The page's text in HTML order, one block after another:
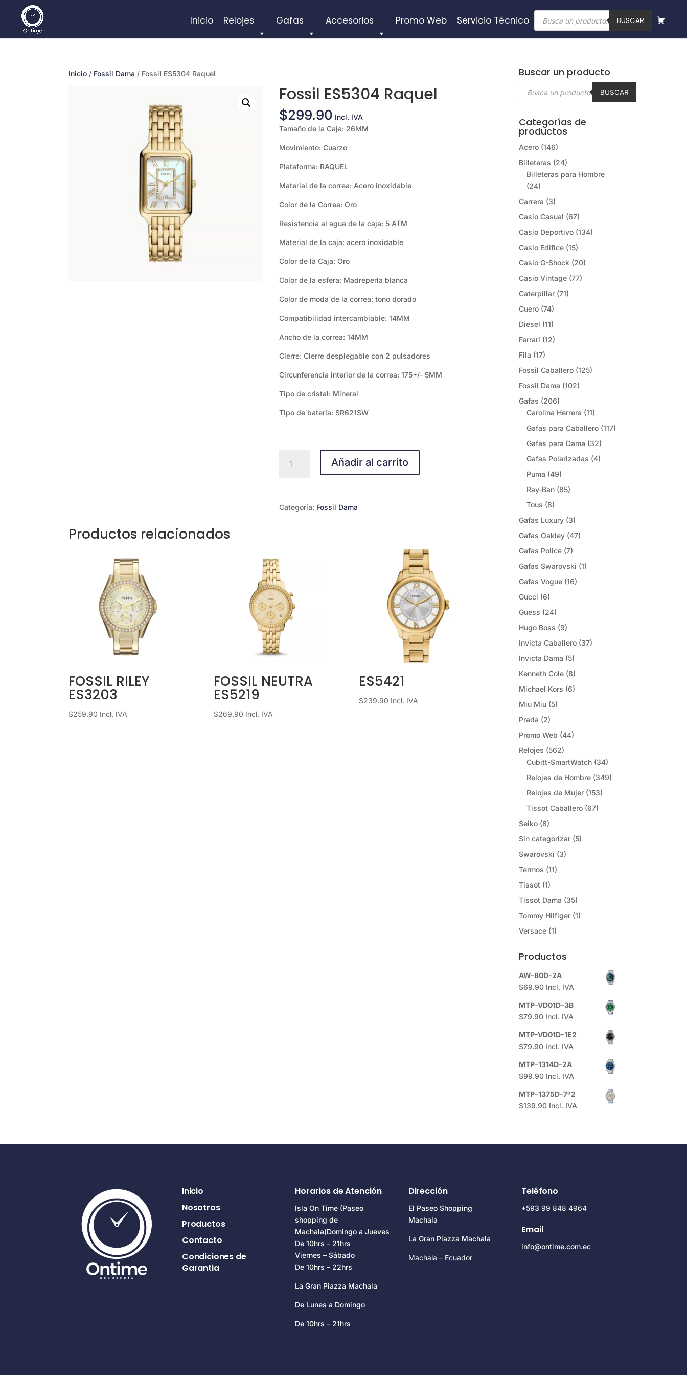
Inicio Relojes Gafas Accesorios Promo Web Servicio Técnico
Búsqueda
de
productos
BUSCAR
Inicio / Fossil Dama / Fossil ES5304 Raquel
Fossil ES5304 Raquel
$299.90 Incl. IVA
Tamaño de la Caja: 26MM
Movimiento: Cuarzo
Plataforma: RAQUEL
Material de la correa: Acero inoxidable
Color de la Correa: Oro
Resistencia al agua de la caja: 5 ATM
Material de la caja: acero inoxidable
Color de la Caja: Oro
Color de la esfera: Madreperla blanca
Color de moda de la correa: tono dorado
Compatibilidad intercambiable: 14MM
Ancho de la correa: 14MM
Cierre: Cierre desplegable con 2 pulsadores
Circunferencia interior de la correa: 175+/- 5MM
Tipo de cristal: Mineral
Tipo de batería: SR621SW
ES5304
Añadir al carrito
Categoría: Fossil Dama
Productos relacionados
FOSSIL RILEY
ES3203
$259.90 Incl. IVA
FOSSIL NEUTRA
ES5219
$269.90 Incl. IVA
ES5421
$239.90 Incl. IVA
Buscar un producto
Búsqueda
BUSCAR
Categorías de
productos
Acero (146)
Billeteras (24)
Billeteras para Hombre
(24)
Carrera (3)
Casio Casual (67)
Casio Deportivo (134)
Casio Edifice (15)
Casio G-Shock (20)
Casio Vintage (77)
Caterpillar (71)
Cuero (74)
Diesel (11)
Ferrari (12)
Fila (17)
Fossil Caballero (125)
Fossil Dama (102)
Gafas (206)
Carolina Herrera (11)
Gafas para Caballero (117)
Gafas para Dama (32)
Gafas Polarizadas (4)
Puma (49)
Ray-Ban (85)
Tous (8)
Gafas Luxury (3)
Gafas Oakley (47)
Gafas Police (7)
Gafas Swarovski (1)
Gafas Vogue (16)
Gucci (6)
Guess (24)
Hugo Boss (9)
Invicta Caballero (37)
Invicta Dama (5)
Kenneth Cole (8)
Michael Kors (6)
Miu Miu (5)
Prada (2)
Promo Web (44)
Relojes (562)
Cubitt-SmartWatch (34)
Relojes de Hombre (349)
Relojes de Mujer (153)
Tissot Caballero (67)
Seiko (8)
Sin categorizar (5)
Swarovski (3)
Termos (11)
Tissot (1)
Tissot Dama (35)
Tommy Hilfiger (1)
Versace (1)
Productos
AW-80D-2A
$69.90 Incl. IVA
MTP-VD01D-3B
$79.90 Incl. IVA
MTP-VD01D-1E2
$79.90 Incl. IVA
MTP-1314D-2A
$99.90 Incl. IVA
MTP-1375D-7ª2
$139.90 Incl. IVA
Inicio
Nosotros
Productos
Contacto
Condiciones de
Garantia
Horarios de Atención
Isla On Time (Paseo
shopping de
Machala)Domingo a Jueves
De 10hrs – 21hrs
Viernes – Sábado
De 10hrs – 22hrs
La Gran Piazza Machala
De Lunes a Domingo
De 10hrs – 21hrs
Dirección
El Paseo Shopping
Machala
La Gran Piazza Machala
Machala – Ecuador
Teléfono
+59399 848 4964
Email
info@ontime.com.ec